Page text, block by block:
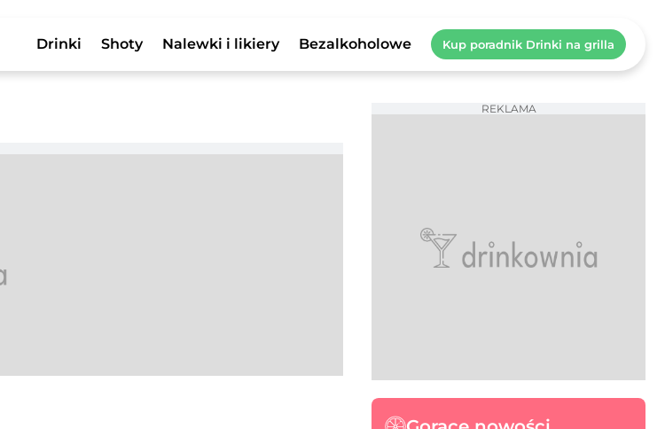
Drinki Shoty Nalewki i likiery Bezalkoholowe Kup poradnik Drinki na grilla
REKLAMA